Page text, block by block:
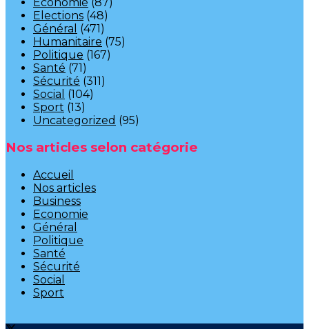
Elections (48)
Général (471)
Humanitaire (75)
Politique (167)
Santé (71)
Sécurité (311)
Social (104)
Sport (13)
Uncategorized (95)
Nos articles selon catégorie
Accueil
Nos articles
Business
Economie
Général
Politique
Santé
Sécurité
Social
Sport